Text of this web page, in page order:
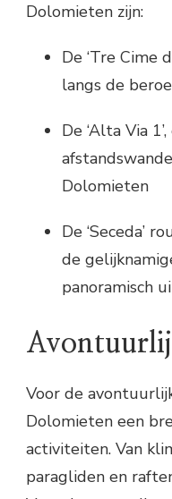
Dolomieten zijn:
De ‘Tre Cime
langs de
De ‘Alta Via
Dolomieten
De ‘Seceda’
de
panoramisch
Voor de
Dolomieten een
activiteiten. Van
paragliden en